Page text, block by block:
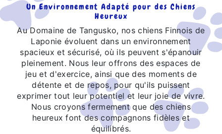
Un Environnement Adapté pour des Chiens
Heureux
Au Domaine de Tangusko, nos chiens Finnois de
Laponie évoluent dans un environnement
spacieux et sécurisé, où ils peuvent s'épanouir
pleinement. Nous leur offrons des espaces de
jeu et d'exercice, ainsi que des moments de
détente et de repos, pour qu'ils puissent
exprimer tout leur potentiel et leur joie de vivre.
Nous croyons fermement que des chiens
heureux font des compagnons fidèles et
équilibrés.